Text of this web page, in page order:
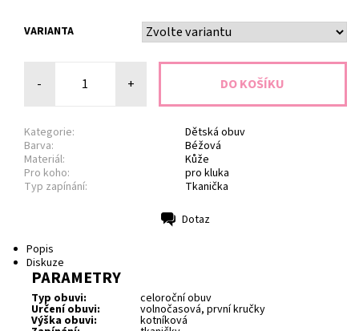
VARIANTA
- +
Kategorie:
Dětská obuv
Barva:
Béžová
Materiál:
Kůže
Pro koho:
pro kluka
Typ zapínání:
Tkanička
Dotaz
Popis
Diskuze
PARAMETRY
Typ obuvi: celoroční obuv
Určení obuvi: volnočasová, první kručky
Výška obuvi: kotníková